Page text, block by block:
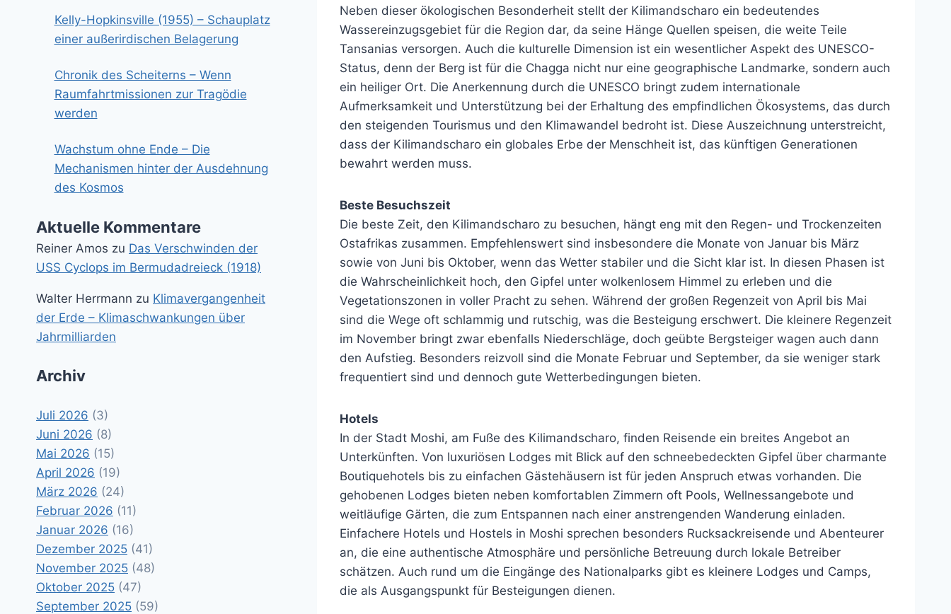
Neben dieser ökologischen Besonderheit stellt der Kilimandscharo ein bedeutendes
Wassereinzugsgebiet für die Region dar, da seine Hänge Quellen speisen, die weite Teile
Tansanias versorgen. Auch die kulturelle Dimension ist ein wesentlicher Aspekt des UNESCO-
Status, denn der Berg ist für die Chagga nicht nur eine geographische Landmarke, sondern auch
ein heiliger Ort. Die Anerkennung durch die UNESCO bringt zudem internationale
Aufmerksamkeit und Unterstützung bei der Erhaltung des empfindlichen Ökosystems, das durch
den steigenden Tourismus und den Klimawandel bedroht ist. Diese Auszeichnung unterstreicht,
dass der Kilimandscharo ein globales Erbe der Menschheit ist, das künftigen Generationen
bewahrt werden muss.
Beste Besuchszeit
Die beste Zeit, den Kilimandscharo zu besuchen, hängt eng mit den Regen- und Trockenzeiten
Ostafrikas zusammen. Empfehlenswert sind insbesondere die Monate von Januar bis März
sowie von Juni bis Oktober, wenn das Wetter stabiler und die Sicht klar ist. In diesen Phasen ist
die Wahrscheinlichkeit hoch, den Gipfel unter wolkenlosem Himmel zu erleben und die
Vegetationszonen in voller Pracht zu sehen. Während der großen Regenzeit von April bis Mai
sind die Wege oft schlammig und rutschig, was die Besteigung erschwert. Die kleinere Regenzeit
im November bringt zwar ebenfalls Niederschläge, doch geübte Bergsteiger wagen auch dann
den Aufstieg. Besonders reizvoll sind die Monate Februar und September, da sie weniger stark
frequentiert sind und dennoch gute Wetterbedingungen bieten.
Hotels
In der Stadt Moshi, am Fuße des Kilimandscharo, finden Reisende ein breites Angebot an
Unterkünften. Von luxuriösen Lodges mit Blick auf den schneebedeckten Gipfel über charmante
Boutiquehotels bis zu einfachen Gästehäusern ist für jeden Anspruch etwas vorhanden. Die
gehobenen Lodges bieten neben komfortablen Zimmern oft Pools, Wellnessangebote und
weitläufige Gärten, die zum Entspannen nach einer anstrengenden Wanderung einladen.
Einfachere Hotels und Hostels in Moshi sprechen besonders Rucksackreisende und Abenteurer
an, die eine authentische Atmosphäre und persönliche Betreuung durch lokale Betreiber
schätzen. Auch rund um die Eingänge des Nationalparks gibt es kleinere Lodges und Camps,
die als Ausgangspunkt für Besteigungen dienen.
Kelly-Hopkinsville (1955) – Schauplatz
einer außerirdischen Belagerung
Chronik des Scheiterns – Wenn
Raumfahrtmissionen zur Tragödie
werden
Wachstum ohne Ende – Die
Mechanismen hinter der Ausdehnung
des Kosmos
Aktuelle Kommentare
Reiner Amos zu Das Verschwinden der
USS Cyclops im Bermudadreieck (1918)
Walter Herrmann zu Klimavergangenheit
der Erde – Klimaschwankungen über
Jahrmilliarden
Archiv
Juli 2026 (3)
Juni 2026 (8)
Mai 2026 (15)
April 2026 (19)
März 2026 (24)
Februar 2026 (11)
Januar 2026 (16)
Dezember 2025 (41)
November 2025 (48)
Oktober 2025 (47)
September 2025 (59)